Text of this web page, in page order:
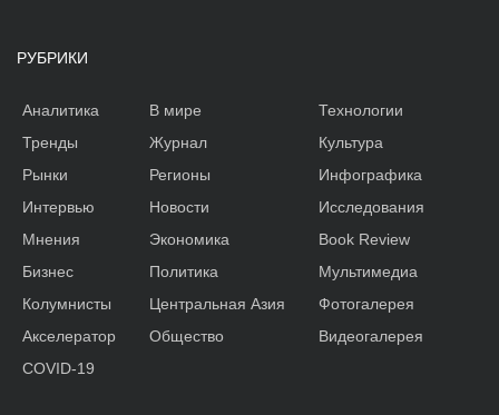
РУБРИКИ
Аналитика
Тренды
Рынки
Интервью
Мнения
Бизнес
Колумнисты
Акселератор
В мире
Журнал
Регионы
Новости
Экономика
Политика
Центральная Азия
Общество
Технологии
Культура
Инфографика
Исследования
Book Review
Мультимедиа
Фотогалерея
Видеогалерея
COVID-19